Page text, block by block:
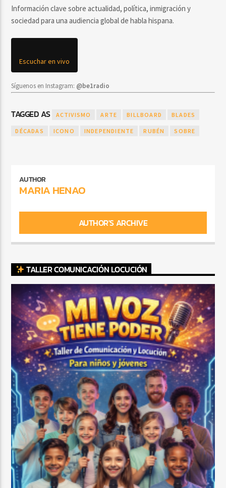
Información clave sobre actualidad, política, inmigración y
sociedad para una audiencia global de habla hispana.
Escuchar en vivo
Síguenos en Instagram: @be1radio
TAGGED AS ACTIVISMO ARTE BILLBOARD BLADES
DÉCADAS ICONO INDEPENDIENTE RUBÉN SOBRE
AUTHOR
MARIA HENAO
AUTHOR'S ARCHIVE
TALLER COMUNICACIÓN LOCUCIÓN